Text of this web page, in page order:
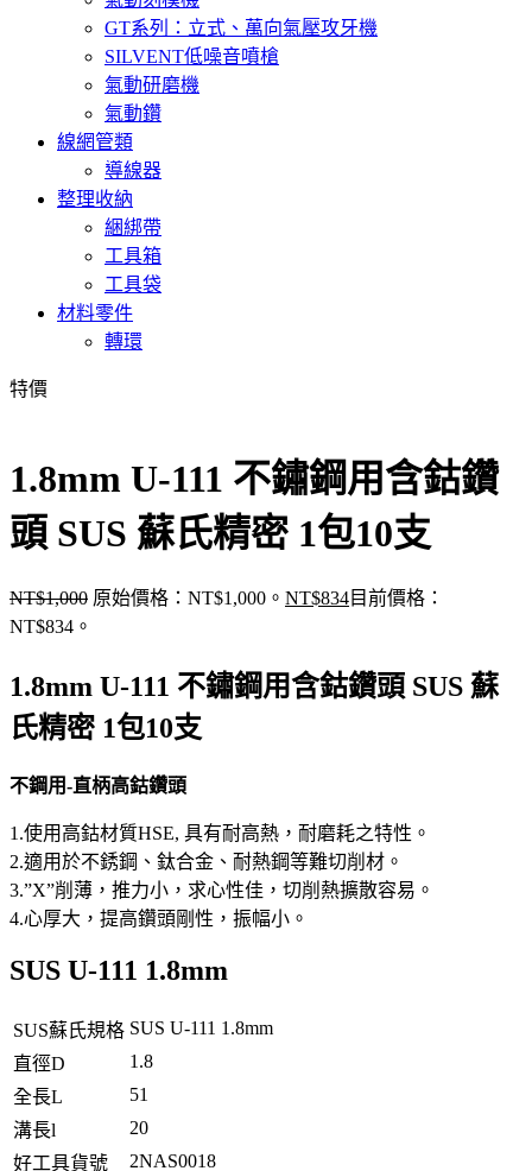
GT系列：立式、萬向氣壓攻牙機
SILVENT低噪音噴槍
氣動研磨機
氣動鑽
線網管類
導線器
整理收納
綑綁帶
工具箱
工具袋
材料零件
轉環
特價
1.8mm U-111 不鏽鋼用含鈷鑽
頭 SUS 蘇氏精密 1包10支
NT$1,000 原始價格：NT$1,000。 NT$834目前價格：
NT$834。
1.8mm U-111 不鏽鋼用含鈷鑽頭 SUS 蘇
氏精密 1包10支
不鋼用-直柄高鈷鑽頭
1.使用高鈷材質HSE, 具有耐高熱，耐磨耗之特性。
2.適用於不銹鋼、鈦合金、耐熱鋼等難切削材。
3.”X”削薄，推力小，求心性佳，切削熱擴散容易。
4.心厚大，提高鑽頭剛性，振幅小。
SUS U-111 1.8mm
SUS蘇氏規格 SUS U-111 1.8mm
直徑D
1.8
全長L
51
溝長l
20
好工具貨號
2NAS0018